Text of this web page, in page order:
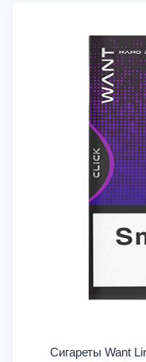
Сигареты Want